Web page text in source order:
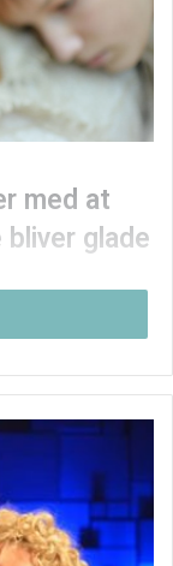
med at
glade
godt blive
kan man
familien og
ønsker sig
finder ud af at
opfyldes, når